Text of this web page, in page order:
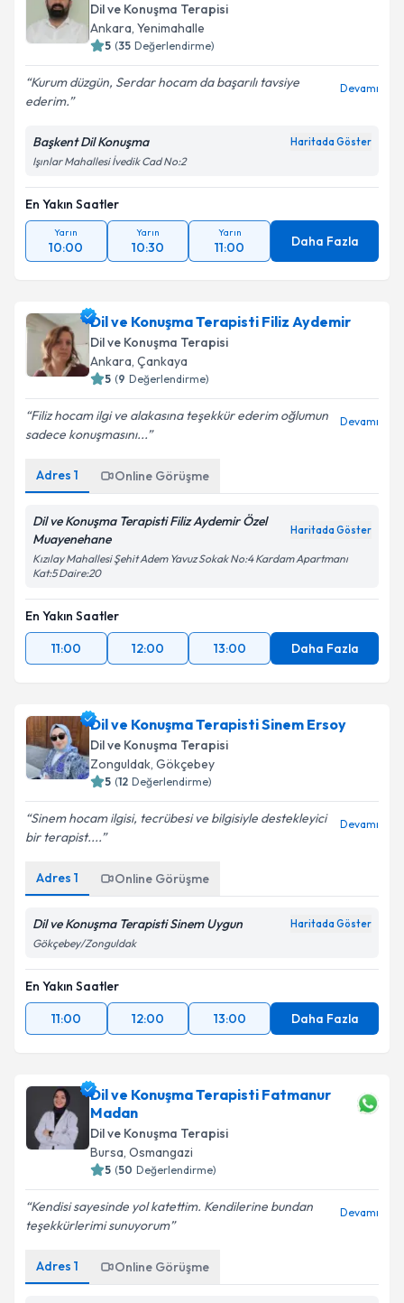
Dil ve Konuşma Terapisi
Ankara, Yenimahalle
5 (35 Değerlendirme)
Kurum düzgün, Serdar hocam da başarılı tavsiye
ederim.
Devamı
Başkent Dil Konuşma Haritada Göster
Işınlar Mahallesi İvedik Cad No:2
En Yakın Saatler
Yarın
10:00
Yarın
10:30
Yarın
11:00 Daha Fazla
Dil ve Konuşma Terapisti Filiz Aydemir
Dil ve Konuşma Terapisi
Ankara, Çankaya
5 (9 Değerlendirme)
Filiz hocam ilgi ve alakasına teşekkür ederim oğlumun
sadece konuşmasını...
Devamı
Adres 1 Online Görüşme
Dil ve Konuşma Terapisti Filiz Aydemir Özel
Muayenehane
Haritada Göster
Kızılay Mahallesi Şehit Adem Yavuz Sokak No:4 Kardam Apartmanı
Kat:5 Daire:20
En Yakın Saatler
11:00
12:00 13:00 Daha Fazla
Dil ve Konuşma Terapisti Sinem Ersoy
Dil ve Konuşma Terapisi
Zonguldak, Gökçebey
5 (12 Değerlendirme)
Sinem hocam ilgisi, tecrübesi ve bilgisiyle destekleyici
bir terapist....
Devamı
Adres 1 Online Görüşme
Dil ve Konuşma Terapisti Sinem Uygun Haritada Göster
Gökçebey/Zonguldak
En Yakın Saatler
11:00
12:00 13:00 Daha Fazla
Dil ve Konuşma Terapisti Fatmanur
Madan
Dil ve Konuşma Terapisi
Bursa, Osmangazi
5 (50 Değerlendirme)
Kendisi sayesinde yol katettim. Kendilerine bundan
teşekkürlerimi sunuyorum
Devamı
Adres 1 Online Görüşme